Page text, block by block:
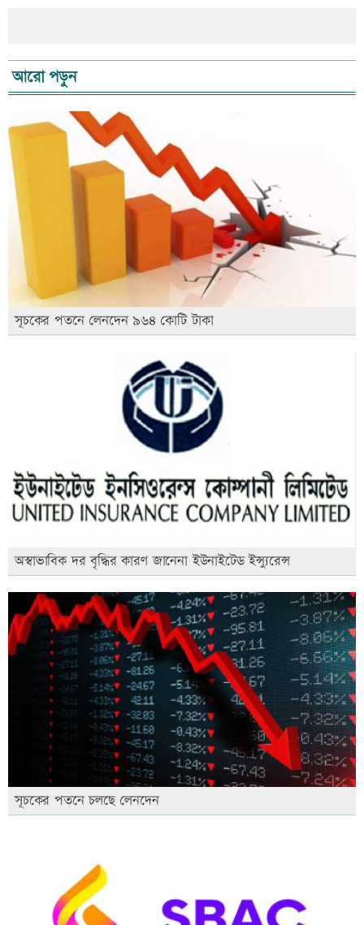
আরো পড়ুন
সূচকের পতনে লেনদেন ৯৬৪ কোটি টাকা
অস্বাভাবিক দর বৃদ্ধির কারণ জানেনা ইউনাইটেড ইন্স্যুরেন্স
সূচকের পতনে চলছে লেনদেন